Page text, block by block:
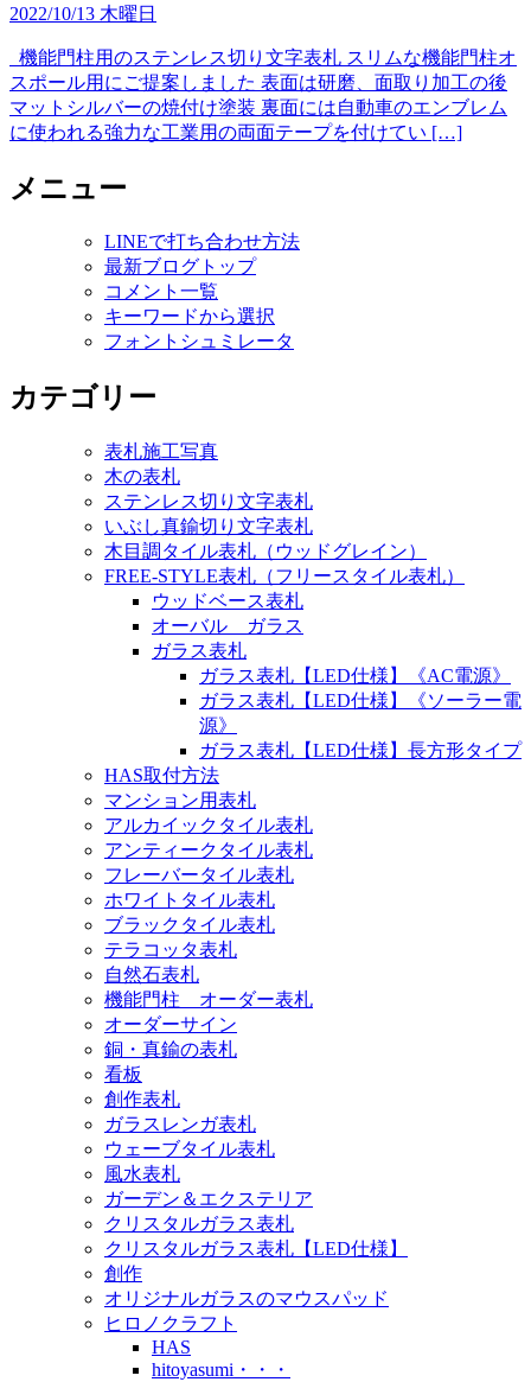
2022/10/13 木曜日
機能門柱用のステンレス切り文字表札 スリムな機能門柱オ
スポール用にご提案しました 表面は研磨、面取り加工の後
マットシルバーの焼付け塗装 裏面には自動車のエンブレム
に使われる強力な工業用の両面テープを付けてい […]
メニュー
LINEで打ち合わせ方法
最新ブログトップ
コメント一覧
キーワードから選択
フォントシュミレータ
カテゴリー
表札施工写真
木の表札
ステンレス切り文字表札
いぶし真鍮切り文字表札
木目調タイル表札（ウッドグレイン）
FREE-STYLE表札（フリースタイル表札）
ウッドベース表札
オーバル ガラス
ガラス表札
ガラス表札【LED仕様】《AC電源》
ガラス表札【LED仕様】《ソーラー電
源》
ガラス表札【LED仕様】長方形タイプ
HAS取付方法
マンション用表札
アルカイックタイル表札
アンティークタイル表札
フレーバータイル表札
ホワイトタイル表札
ブラックタイル表札
テラコッタ表札
自然石表札
機能門柱 オーダー表札
オーダーサイン
銅・真鍮の表札
看板
創作表札
ガラスレンガ表札
ウェーブタイル表札
風水表札
ガーデン＆エクステリア
クリスタルガラス表札
クリスタルガラス表札【LED仕様】
創作
オリジナルガラスのマウスパッド
ヒロノクラフト
HAS
hitoyasumi・・・